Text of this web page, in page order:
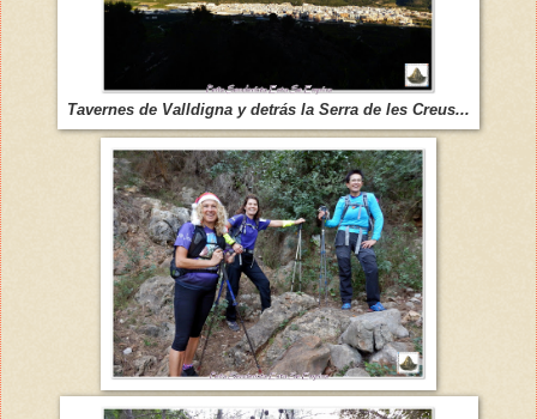
Tavernes de Valldigna y detrás la Serra de les Creus...